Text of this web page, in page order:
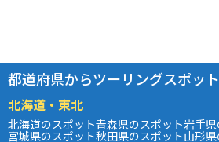
都道府県からツーリングスポッ
北海道・東北
北海道のスポット青森県のスポット岩手
宮城県のスポット秋田県のスポット山形